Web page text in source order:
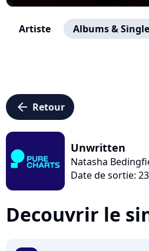
Artiste Albums &
arrow_left Retour
Unwritten
Natasha
Date de sortie:
Decouvrir le